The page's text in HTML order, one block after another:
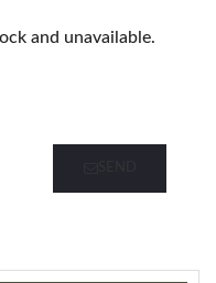
and unavailable.